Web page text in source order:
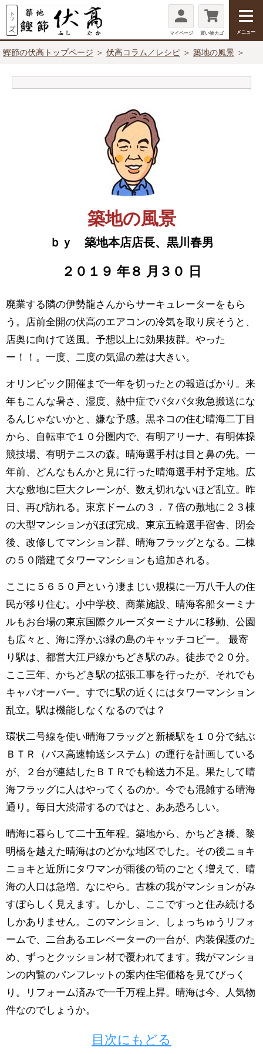
マイページ 買い物カゴ メニュー
鰹節の伏高トップページ ＞ 伏高コラム／レシピ ＞ 築地の風景 ＞
築地の風景
ｂｙ 築地本店店長、黒川春男
２０１９ 年 ８ 月 ３０ 日
廃業する隣の伊勢龍さんからサーキュレーターをもら
う。店前全開の伏高のエアコンの冷気を取り戻そうと、
店奥に向けて送風。予想以上に効果抜群。やった
ー！！。一度、二度の気温の差は大きい。
オリンピック開催まで一年を切ったとの報道ばかり。来
年もこんな暑さ、湿度、熱中症でバタバタ救急搬送にな
るんじゃないかと、嫌な予感。黒ネコの住む晴海二丁目
から、自転車で１０分圏内で、有明アリーナ、有明体操
競技場、有明テニスの森。晴海選手村は目と鼻の先。一
年前、どんなもんかと見に行った晴海選手村予定地。広
大な敷地に巨大クレーンが、数え切れないほど乱立。昨
日、再び訪れる。東京ドームの３．７倍の敷地に２３棟
の大型マンションがほぼ完成。東京五輪選手宿舎、閉会
後、改修してマンション群、晴海フラッグとなる。二棟
の５０階建てタワーマンションも追加される。
ここに５６５０戸という凄まじい規模に一万八千人の住
民が移り住む。小中学校、商業施設、晴海客船ターミナ
ルもお台場の東京国際クルーズターミナルに移動、公園
も広々と、海に浮かぶ緑の島のキャッチコピー。 最寄
り駅は、都営大江戸線かちどき駅のみ。徒歩で２０分。
ここ三年、かちどき駅の拡張工事を行ったが、それでも
キャパオーバー。すでに駅の近くにはタワーマンション
乱立。駅は機能しなくなるのでは？
環状二号線を使い晴海フラッグと新橋駅を１０分で結ぶ
ＢＴＲ（バス高速輸送システム）の運行を計画している
が、２台が連結したＢＴＲでも輸送力不足。果たして晴
海フラッグに人はやってくるのか。今でも混雑する晴海
通り。毎日大渋滞するのではと、ああ恐ろしい。
晴海に暮らして二十五年程。築地から、かちどき橋、黎
明橋を越えた晴海はのどかな地区でした。その後ニョキ
ニョキと近所にタワマンが雨後の筍のごとく増えて、晴
海の人口は急増。なにやら。古株の我がマンションがみ
すぼらしく見えます。しかし、ここですっと住み続ける
しかありません。このマンション、しょっちゅうリフォ
ームで、二台あるエレベーターの一台が、内装保護のた
め、ずっとクッション材で覆われてます。我がマンショ
ンの内覧のパンフレットの案内住宅価格を見てびっく
り。リフォーム済みで一千万程上昇。晴海は今、人気物
件なのでしょうか。
目次にもどる